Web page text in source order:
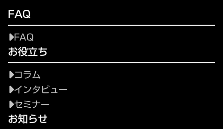
FAQ
FAQ
お役立ち
コラム
インタビュー
セミナー
お知らせ